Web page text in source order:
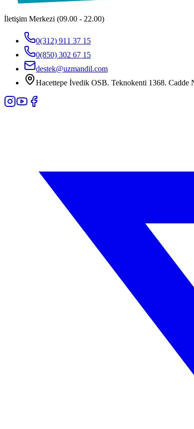
İletişim Merkezi (09.00 - 22.00)
0(312) 911 37 15
0(850) 302 67 15
destek@uzmandil.com
Hacettepe İvedik OSB. Teknokenti 1368.